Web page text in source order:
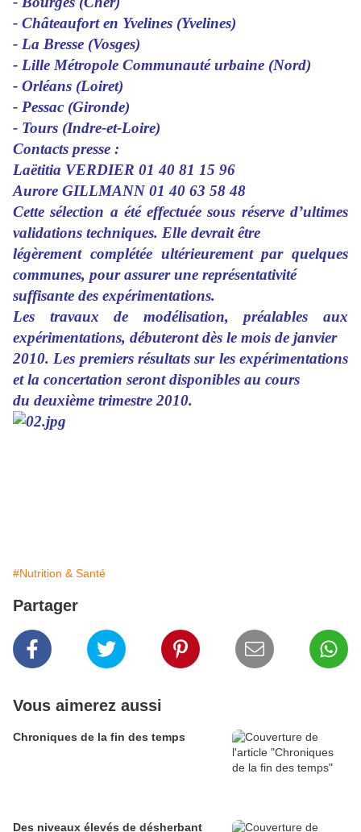
- Châteaufort en Yvelines (Yvelines)
- La Bresse (Vosges)
- Lille Métropole Communauté urbaine (Nord)
- Orléans (Loiret)
- Pessac (Gironde)
- Tours (Indre-et-Loire)
Contacts presse :
Laëtitia VERDIER 01 40 81 15 96
Aurore GILLMANN 01 40 63 58 48
Cette sélection a été effectuée sous réserve d’ultimes
validations techniques. Elle devrait être
légèrement complétée ultérieurement par quelques
communes, pour assurer une représentativité
suffisante des expérimentations.
Les travaux de modélisation, préalables aux
expérimentations, débuteront dès le mois de janvier
2010. Les premiers résultats sur les expérimentations
et la concertation seront disponibles au cours
du deuxième trimestre 2010.
#Nutrition & Santé
Partager
Vous aimerez aussi
Chroniques de la fin des temps
Des niveaux élevés de désherbant